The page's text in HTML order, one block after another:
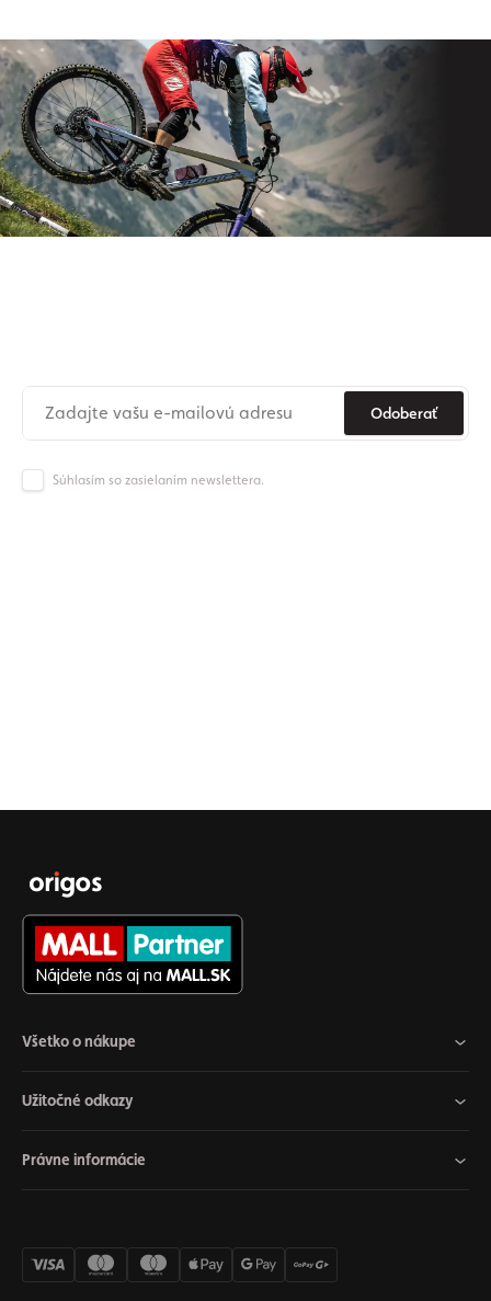
Odoberať
Súhlasím so zasielaním newslettera.
Všetko o nákupe
Užitočné odkazy
Právne informácie